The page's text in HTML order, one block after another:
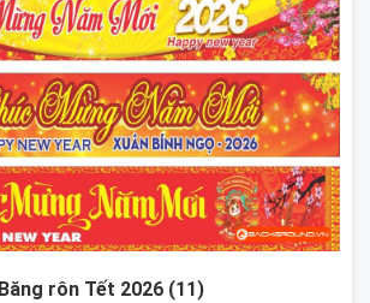
Băng rôn Tết 2026 (11)